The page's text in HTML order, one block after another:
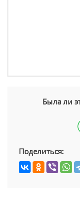
Была ли
Поделиться: